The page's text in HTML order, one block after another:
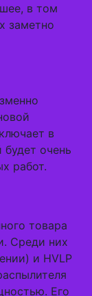
в том
заметно
в
очень
работ.
товара
Среди них
и HVLP
Его